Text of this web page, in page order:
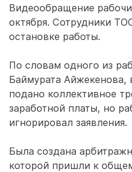
Видеообращение
октября. Сотрудники
остановке работы.
По словам одного из
Баймурата Айжекенова,
подано коллективное
заработной платы, но
игнорировал заявления.
Была создана
которой пришли к